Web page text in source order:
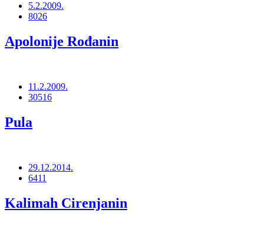
5.2.2009.
8026
Apolonije Rođanin
11.2.2009.
30516
Pula
29.12.2014.
6411
Kalimah Cirenjanin